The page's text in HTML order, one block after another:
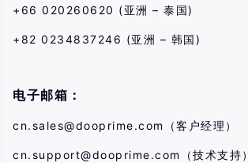
+66 020260620 (亚洲 – 泰国)
+82 0234837246 (亚洲 – 韩国)
电子邮箱：
cn.sales@dooprime.com （客户经理）
cn.support@dooprime.com （技术支持）